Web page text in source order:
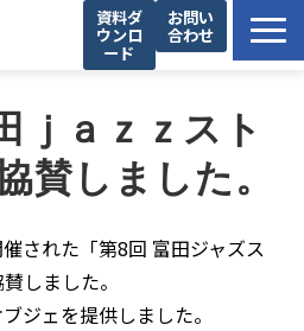
資料ダ
ウンロ
ード
お問い
合わせ
たちの強み
設備紹介
役立ち情報
企業情報
ｊａｚｚスト
賛しました。
された「第8回 富田ジャズス
しました。
ジェを提供しました。